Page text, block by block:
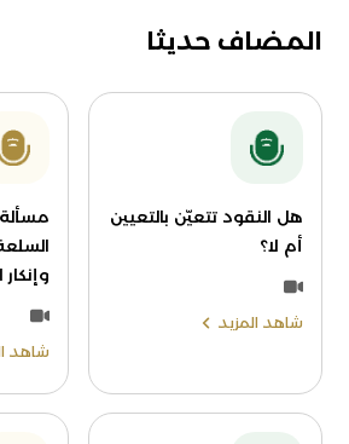
المضاف حديثا
هل النقود تتعيّن بالتعيين
أم لا؟
شاهد المزيد
شاهد